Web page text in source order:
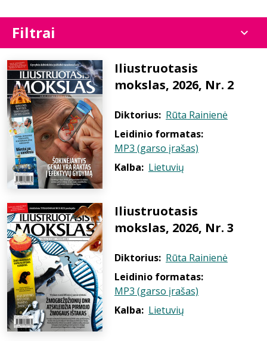
Filtrai
Iliustruotasis
mokslas, 2026, Nr. 2
Diktorius: Rūta Rainienė
Leidinio formatas:
MP3 (garso įrašas)
Kalba: Lietuvių
Iliustruotasis
mokslas, 2026, Nr. 3
Diktorius: Rūta Rainienė
Leidinio formatas:
MP3 (garso įrašas)
Kalba: Lietuvių